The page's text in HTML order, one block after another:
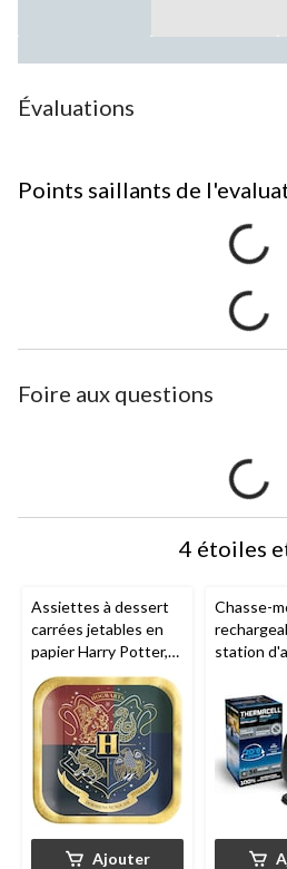
Évaluations
Points saillants de
Foire aux questions
4 étoiles
Assiettes à dessert
carrées jetables en
papier Harry Potter,
vert/rouge/bleu/gris,
7 po, paq. 8, pour fête
d'anniversaire
Ajouter
Chasse-
station
charbon